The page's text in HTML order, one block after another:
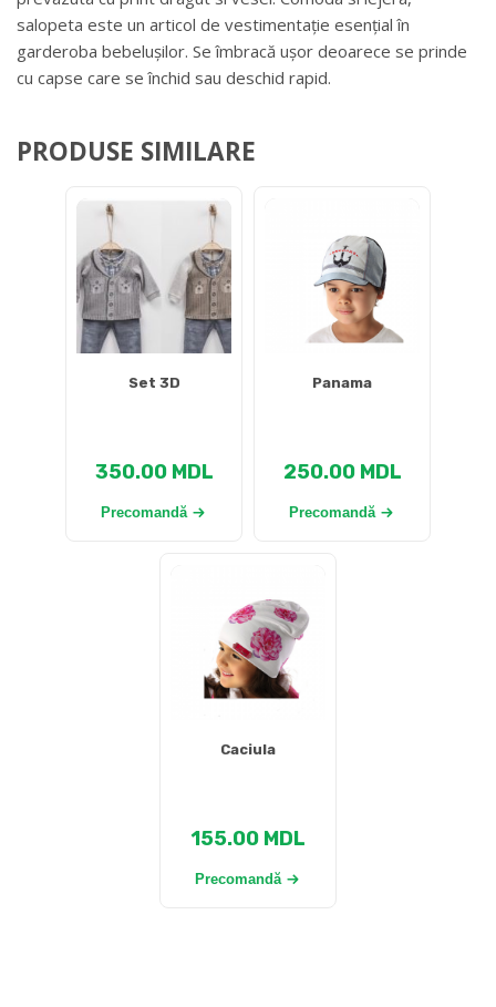
salopeta este un articol de vestimentaţie esenţial în
garderoba bebelușilor. Se îmbracă uşor deoarece se prinde
cu capse care se închid sau deschid rapid.
PRODUSE SIMILARE
Set 3D
350.00 MDL
Precomandă
Panama
250.00 MDL
Precomandă
Caciula
155.00 MDL
Precomandă